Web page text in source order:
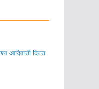
आदिवासी दिवस